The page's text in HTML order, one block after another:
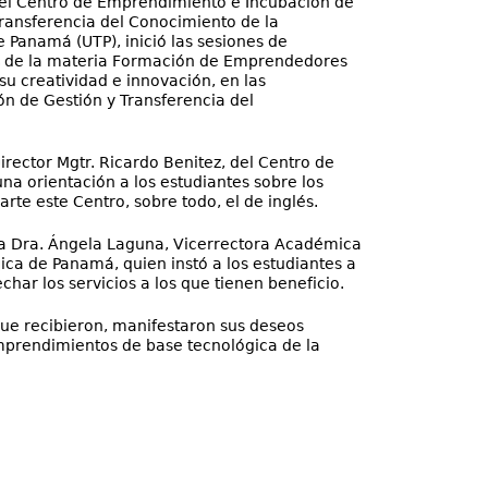
del Conocimiento de la
(UTP), inició las sesiones de
la materia Formación de Emprendedores
creatividad e innovación, en las
de Gestión y Transferencia del
Mgtr. Ricardo Benitez, del Centro de
orientación a los estudiantes sobre los
este Centro, sobre todo, el de inglés.
Dra. Ángela Laguna, Vicerrectora Académica
de Panamá, quien instó a los estudiantes a
los servicios a los que tienen beneficio.
recibieron, manifestaron sus deseos
de base tecnológica de la